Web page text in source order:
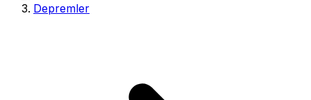
Depremler